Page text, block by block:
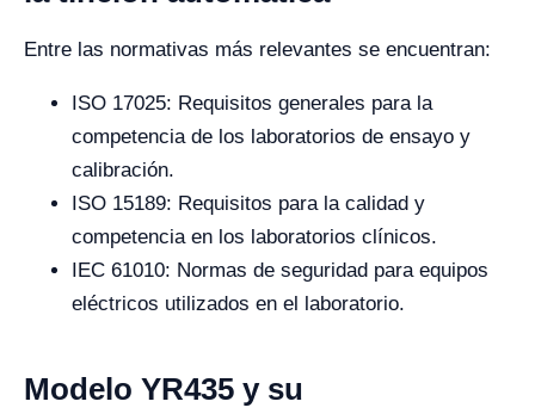
Entre las normativas más relevantes se encuentran:
ISO 17025: Requisitos generales para la
competencia de los laboratorios de ensayo y
calibración.
ISO 15189: Requisitos para la calidad y
competencia en los laboratorios clínicos.
IEC 61010: Normas de seguridad para equipos
eléctricos utilizados en el laboratorio.
Modelo YR435 y su